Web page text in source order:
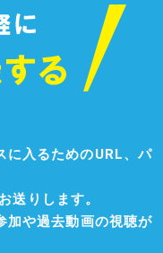
に入るためのURL、パ
送りします。
加や過去動画の視聴が